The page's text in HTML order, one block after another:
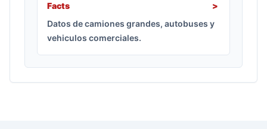
Facts
>
Datos de camiones grandes, autobuses y
vehiculos comerciales.